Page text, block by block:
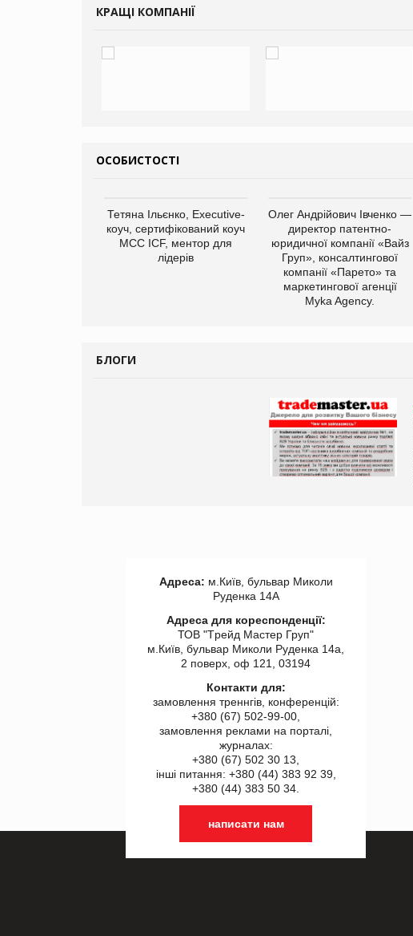
КРАЩІ КОМПАНІЇ
ОСОБИСТОСТІ
Тетяна Ільєнко, Executive-
коуч, сертифікований коуч
МСС ICF, ментор для
лідерів
Олег Андрійович Івченко —
директор патентно-
юридичної компанії «Вайз
Груп», консалтингової
компанії «Парето» та
маркетингової агенції
Myka Agency.
БЛОГИ
Адреса: м.Київ, бульвар Миколи
Руденка 14А
Адреса для кореспонденції:
ТОВ "Tрейд Мастер Груп"
м.Київ, бульвар Миколи Руденка 14а,
2 поверх, оф 121, 03194
Контакти для:
замовлення треннгів, конференцій:
+380 (67) 502-99-00,
замовлення реклами на порталі,
журналах:
+380 (67) 502 30 13,
інші питання: +380 (44) 383 92 39,
+380 (44) 383 50 34.
написати нам